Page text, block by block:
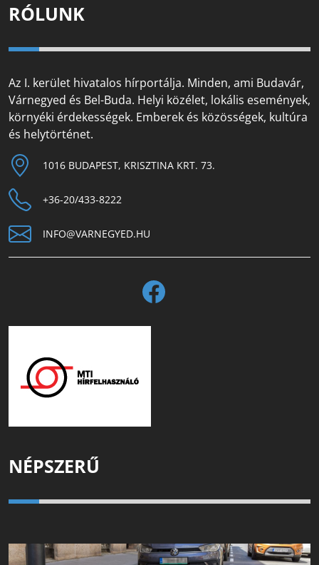
RÓLUNK
Az I. kerület hivatalos hírportálja. Minden, ami Budavár,
Várnegyed és Bel-Buda. Helyi közélet, lokális események,
környéki érdekességek. Emberek és közösségek, kultúra
és helytörténet.
1016 BUDAPEST, KRISZTINA KRT. 73.
+36-20/433-8222
INFO@VARNEGYED.HU
NÉPSZERŰ